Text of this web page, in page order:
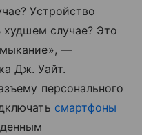
Устройство
худшем случае? Это
—
Дж. Уайт.
персонального
смартфоны